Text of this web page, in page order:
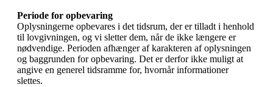
Periode for opbevaring
Oplysningerne opbevares i det tidsrum, der er tilladt i henhold
til lovgivningen, og vi sletter dem, når de ikke længere er
nødvendige. Perioden afhænger af karakteren af oplysningen
og baggrunden for opbevaring. Det er derfor ikke muligt at
angive en generel tidsramme for, hvornår informationer
slettes.